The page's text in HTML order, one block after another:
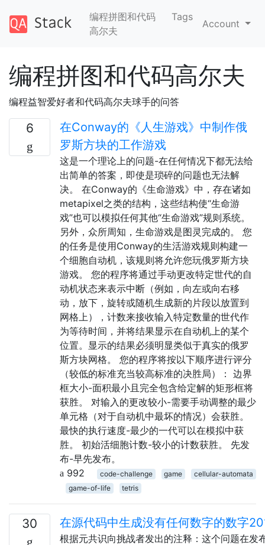
编程拼图和代码
高尔夫
Tags
Account
编程拼图和代码高尔夫
编程益智爱好者和代码高尔夫球手的问答
6
在Conway的《人生游戏》中制作俄
罗斯方块的工作游戏
这是一个理论上的问题-在任何情况下都无法给
出简单的答案，即使是琐碎的问题也无法解
决。 在Conway的《生命游戏》中，存在诸如
metapixel之类的结构，这些结构使“生命游
戏”也可以模拟任何其他“生命游戏”规则系统。
另外，众所周知，生命游戏是图灵完成的。 您
的任务是使用Conway的生活游戏规则构建一
个细胞自动机，该规则将允许您玩俄罗斯方块
游戏。 您的程序将通过手动更改特定世代的自
动机状态来表示中断（例如，向左或向右移
动，放下，旋转或随机生成新的片段以放置到
网格上），计数来接收输入特定数量的世代作
为等待时间，并将结果显示在自动机上的某个
位置。显示的结果必须明显类似于真实的俄罗
斯方块网格。 您的程序将按以下顺序进行评分
（较低的标准充当较高标准的决胜局）： 边界
框大小-面积最小且完全包含给定解的矩形框将
获胜。 对输入的更改较小-需要手动调整的最少
单元格（对于自动机中最坏的情况）会获胜。
最快的执行速度-最少的一代可以在模拟中获
胜。 初始活细胞计数-较小的计数获胜。 先发
布-早先发布。
992
code-challenge game
cellular-automata
game-of-life
tetris
30 在源代码中生成没有任何数字的数字
根据元共识向挑战者发出的注释：这个问题在